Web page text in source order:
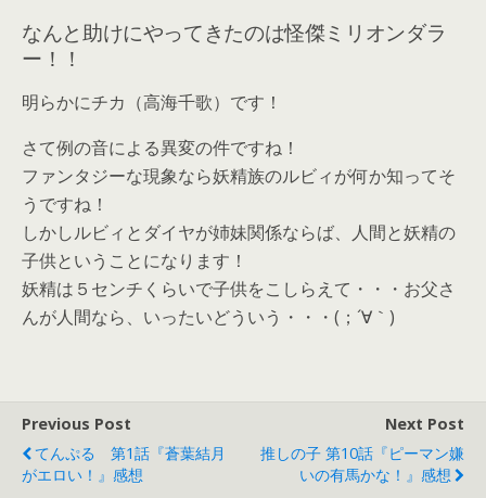
なんと助けにやってきたのは怪傑ミリオンダラ
ー！！
明らかにチカ（高海千歌）です！
さて例の音による異変の件ですね！
ファンタジーな現象なら妖精族のルビィが何か知ってそ
うですね！
しかしルビィとダイヤが姉妹関係ならば、人間と妖精の
子供ということになります！
妖精は５センチくらいで子供をこしらえて・・・お父さ
んが人間なら、いったいどういう・・・(；´∀｀)
Previous Post
てんぷる 第1話『蒼葉結月
がエロい！』感想
Next Post
推しの子 第10話『ピーマン嫌
いの有馬かな！』感想